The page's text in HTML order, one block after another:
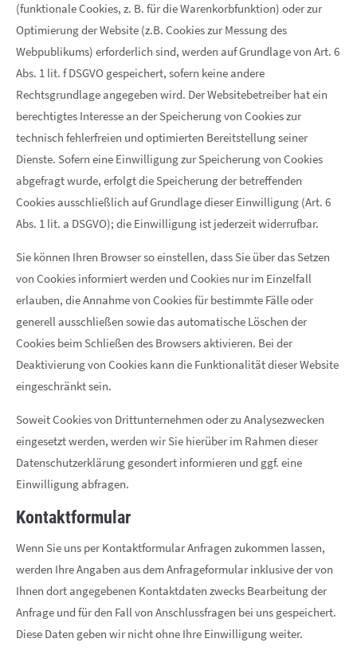
(funktionale Cookies, z. B. für die Warenkorbfunktion) oder zur
Optimierung der Website (z.B. Cookies zur Messung des
Webpublikums) erforderlich sind, werden auf Grundlage von Art. 6
Abs. 1 lit. f DSGVO gespeichert, sofern keine andere
Rechtsgrundlage angegeben wird. Der Websitebetreiber hat ein
berechtigtes Interesse an der Speicherung von Cookies zur
technisch fehlerfreien und optimierten Bereitstellung seiner
Dienste. Sofern eine Einwilligung zur Speicherung von Cookies
abgefragt wurde, erfolgt die Speicherung der betreffenden
Cookies ausschließlich auf Grundlage dieser Einwilligung (Art. 6
Abs. 1 lit. a DSGVO); die Einwilligung ist jederzeit widerrufbar.
Sie können Ihren Browser so einstellen, dass Sie über das Setzen
von Cookies informiert werden und Cookies nur im Einzelfall
erlauben, die Annahme von Cookies für bestimmte Fälle oder
generell ausschließen sowie das automatische Löschen der
Cookies beim Schließen des Browsers aktivieren. Bei der
Deaktivierung von Cookies kann die Funktionalität dieser Website
eingeschränkt sein.
Soweit Cookies von Drittunternehmen oder zu Analysezwecken
eingesetzt werden, werden wir Sie hierüber im Rahmen dieser
Datenschutzerklärung gesondert informieren und ggf. eine
Einwilligung abfragen.
Kontaktformular
Wenn Sie uns per Kontaktformular Anfragen zukommen lassen,
werden Ihre Angaben aus dem Anfrageformular inklusive der von
Ihnen dort angegebenen Kontaktdaten zwecks Bearbeitung der
Anfrage und für den Fall von Anschlussfragen bei uns gespeichert.
Diese Daten geben wir nicht ohne Ihre Einwilligung weiter.